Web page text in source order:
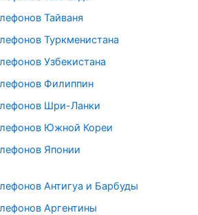
Тайваня
Туркменистана
Узбекистана
Филиппин
Шри-Ланки
Южной Кореи
Японии
Антигуа и Барбуды
Аргентины